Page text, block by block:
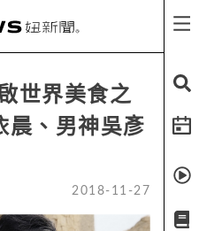
世界美食之
晨、男神吳彥
2018-11-27